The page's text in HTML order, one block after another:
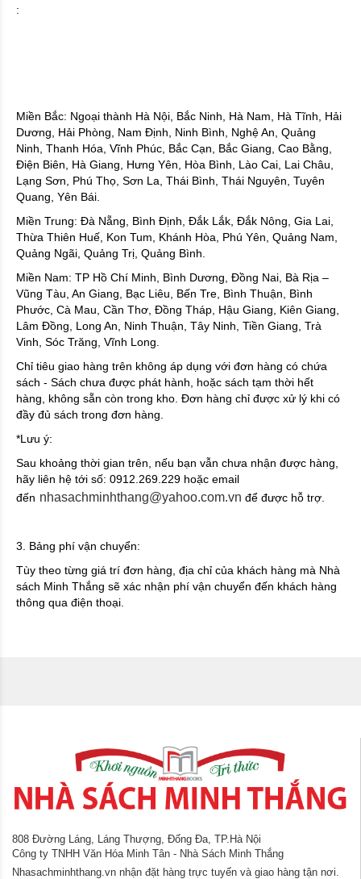
:
Miền Bắc: Ngoại thành Hà Nội, Bắc Ninh, Hà Nam, Hà Tĩnh, Hải
Dương, Hải Phòng, Nam Định, Ninh Bình, Nghệ An, Quảng
Ninh, Thanh Hóa, Vĩnh Phúc, Bắc Cạn, Bắc Giang, Cao Bằng,
Điện Biên, Hà Giang, Hưng Yên, Hòa Bình, Lào Cai, Lai Châu,
Lạng Sơn, Phú Thọ, Sơn La, Thái Bình, Thái Nguyên, Tuyên
Quang, Yên Bái.
Miền Trung: Đà Nẵng, Bình Định, Đắk Lắk, Đắk Nông, Gia Lai,
Thừa Thiên Huế, Kon Tum, Khánh Hòa, Phú Yên, Quảng Nam,
Quảng Ngãi, Quảng Trị, Quảng Bình.
Miền Nam: TP Hồ Chí Minh, Bình Dương, Đồng Nai, Bà Rịa –
Vũng Tàu, An Giang, Bạc Liêu, Bến Tre, Bình Thuận, Bình
Phước, Cà Mau, Cần Thơ, Đồng Tháp, Hậu Giang, Kiên Giang,
Lâm Đồng, Long An, Ninh Thuận, Tây Ninh, Tiền Giang, Trà
Vinh, Sóc Trăng, Vĩnh Long.
Chỉ tiêu giao hàng trên không áp dụng với đơn hàng có chứa
sách - Sách chưa được phát hành, hoặc sách tạm thời hết
hàng, không sẵn còn trong kho. Đơn hàng chỉ được xử lý khi có
đầy đủ sách trong đơn hàng.
*Lưu ý:
Sau khoảng thời gian trên, nếu bạn vẫn chưa nhận được hàng,
hãy liên hệ tới số: 0912.269.229 hoặc email
đến nhasachminhthang@yahoo.com.vn để được hỗ trợ.
3. Bảng phí vận chuyển:
Tùy theo từng giá trí đơn hàng, địa chỉ của khách hàng mà Nhà
sách Minh Thắng sẽ xác nhận phí vận chuyển đến khách hàng
thông qua điện thoại.
808 Đường Láng, Láng Thượng, Đống Đa, TP.Hà Nội
Công ty TNHH Văn Hóa Minh Tân - Nhà Sách Minh Thắng
Nhasachminhthang.vn nhận đặt hàng trực tuyến và giao hàng tận nơi.